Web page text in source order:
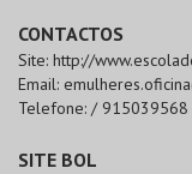
CONTACTOS
Site: http://
Email:
Telefone: / 915039568
SITE BOL